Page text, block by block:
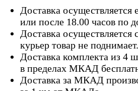
Доставка осуществляется
или после 18.00 часов по
Доставка осуществляется
курьер товар не поднимает.
Доставка комплекта из 4
в пределах МКАД
Доставка за МКАД